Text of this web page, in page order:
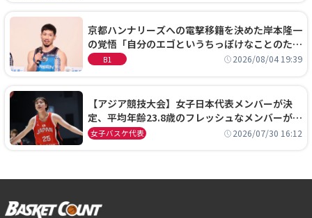
京都ハンナリーズへの電撃移籍を決めた岸本隆一
の覚悟「自分のエゴというちっぽけなことのため
に、京都に来たわけではない」
B1 2026/08/04 19:39
【アジア競技大会】女子日本代表メンバーが決
定、平均年齢23.8歳のフレッシュなメンバーが日
本開催の大舞台で頂点を狙う
女子バスケ代表 2026/07/30 16:12